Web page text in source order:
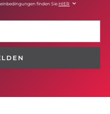
finden Sie HIER